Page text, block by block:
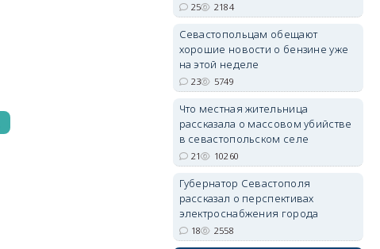
25 2184
Севастопольцам обещают
хорошие новости о бензине уже
на этой неделе
23 5749
Что местная жительница
рассказала о массовом убийстве
в севастопольском селе
21 10260
Губернатор Севастополя
рассказал о перспективах
электроснабжения города
18 2558